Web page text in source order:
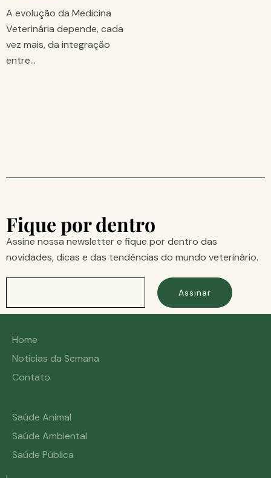
A evolução da Medicina
Veterinária depende, cada
vez mais, da integração
entre…
Fique por dentro
Assine nossa newsletter e fique por dentro das
novidades, dicas e das tendências do mundo veterinário.
Assinar
Home
Notícias da Semana
Contato
Saúde Animal
Saúde Ambiental
Saúde Pública